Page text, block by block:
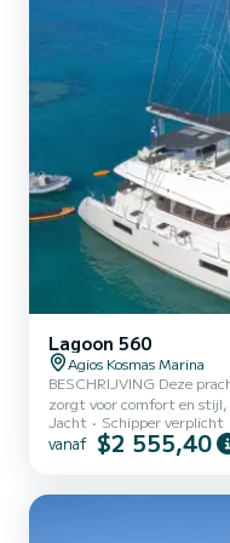
Lagoon 560
Agios Kosmas Marina
BESCHRIJVING Deze
zorgt voor comfort en stijl,
van drie u in de watten
ervaring heeft. Van haar
mogelijkheden voor
door de wereldberoemde
Jacht Schipper verplicht
vanaf $2 555,40